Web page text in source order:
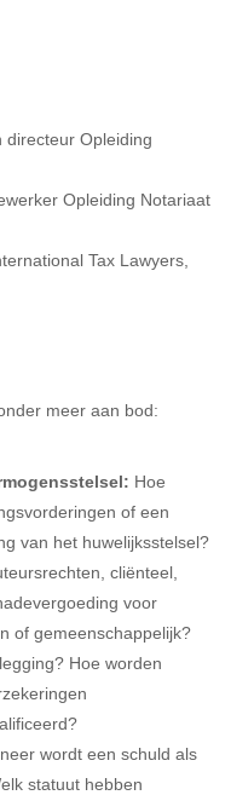
directeur Opleiding
Opleiding Notariaat
Tax Lawyers,
meer aan bod:
Hoe
of een
van het huwelijksstelsel?
cliënteel,
voor
of gemeenschappelijk?
Hoe worden
wordt een schuld als
statuut hebben